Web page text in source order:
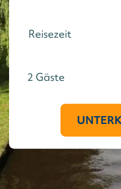
2 Gäste